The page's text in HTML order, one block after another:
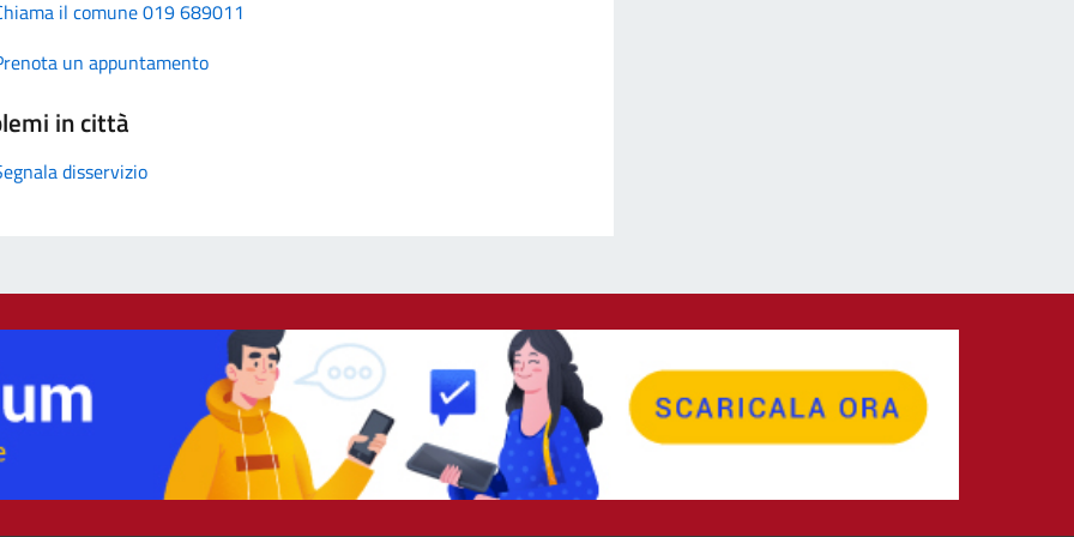
il comune 019 689011
un appuntamento
in città
disservizio